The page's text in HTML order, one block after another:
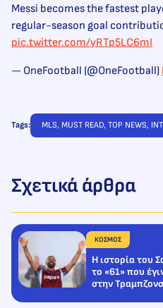
Messi becomes the fastest
regular-season goal
pic.twitter.com/yRTp5LC6mI
— OneFootball (@OneFootball)
Tags: MLS, MUST READ, TOP NEWS,
Σχετικά άρθρα
ΚΟΣΜΟΣ
Η ιστορία του
το «61» που
στην